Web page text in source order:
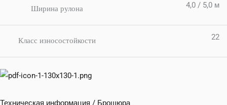
Ширина рулона 4,0 / 5,0 м
Класс износостойкости 22
Техническая информация / Брошюра